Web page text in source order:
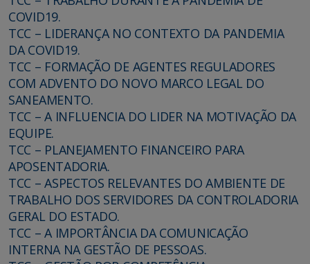
COVID19.
TCC – LIDERANÇA NO CONTEXTO DA PANDEMIA
DA COVID19.
TCC – FORMAÇÃO DE AGENTES REGULADORES
COM ADVENTO DO NOVO MARCO LEGAL DO
SANEAMENTO.
TCC – A INFLUENCIA DO LIDER NA MOTIVAÇÃO DA
EQUIPE.
TCC – PLANEJAMENTO FINANCEIRO PARA
APOSENTADORIA.
TCC – ASPECTOS RELEVANTES DO AMBIENTE DE
TRABALHO DOS SERVIDORES DA CONTROLADORIA
GERAL DO ESTADO.
TCC – A IMPORTÂNCIA DA COMUNICAÇÃO
INTERNA NA GESTÃO DE PESSOAS.